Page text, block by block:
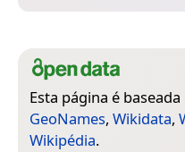
Esta página é baseada
GeoNames, Wikidata,
Wikipédia.